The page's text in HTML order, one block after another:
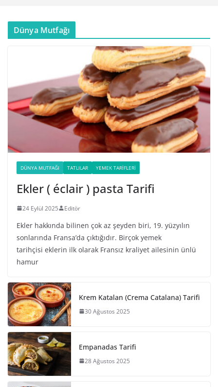
Dünya Mutfağı
DÜNYA MUTFAĞI TATLILAR YEMEK TARIFLERI
Ekler ( éclair ) pasta Tarifi
24 Eylül 2025 Editör
Ekler hakkında bilinen çok az şeyden biri, 19. yüzyılın
sonlarında Fransa’da çıktığıdır. Birçok yemek
tarihçisi eklerin ilk olarak Fransız kraliyet ailesinin ünlü
hamur
Krem Katalan (Crema Catalana) Tarifi
30 Ağustos 2025
Empanadas Tarifi
28 Ağustos 2025